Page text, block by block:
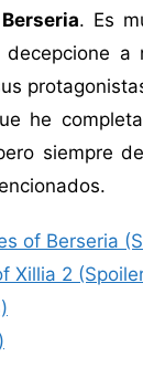
. Es
a
he
siempre
of Berseria
Xillia 2